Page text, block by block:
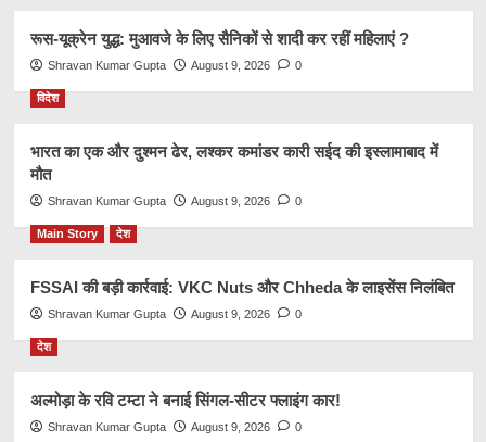
रूस-यूक्रेन युद्ध: मुआवजे के लिए सैनिकों से शादी कर रहीं महिलाएं ?
Shravan Kumar Gupta August 9, 2026 0
विदेश
भारत का एक और दुश्मन ढेर, लश्कर कमांडर कारी सईद की इस्लामाबाद में
मौत
Shravan Kumar Gupta August 9, 2026 0
Main Story देश
FSSAI की बड़ी कार्रवाई: VKC Nuts और Chheda के लाइसेंस निलंबित
Shravan Kumar Gupta August 9, 2026 0
देश
अल्मोड़ा के रवि टम्टा ने बनाई सिंगल-सीटर फ्लाइंग कार!
Shravan Kumar Gupta August 9, 2026 0